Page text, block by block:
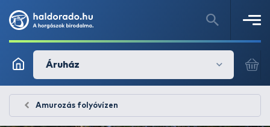
Áruház
Amurozás folyóvízen